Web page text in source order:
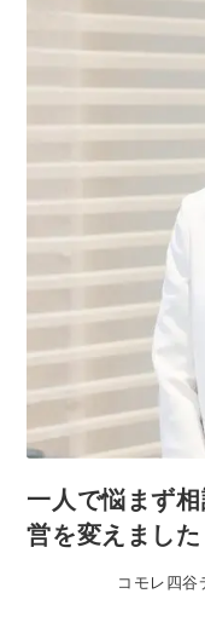
一人で悩まず
営を変えました
コモレ四